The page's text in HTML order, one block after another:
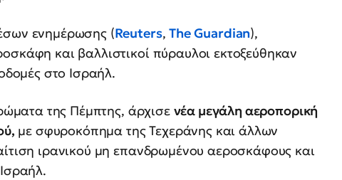
ενημέρωσης (Reuters,The Guardian),
και βαλλιστικοί πύραυλοι εκτοξεύθηκαν
στο Ισραήλ.
της Πέμπτης, άρχισε νέα μεγάλη αεροπορική
με σφυροκόπημα της Τεχεράνης και άλλων
ιρανικού μη επανδρωμένου αεροσκάφους και